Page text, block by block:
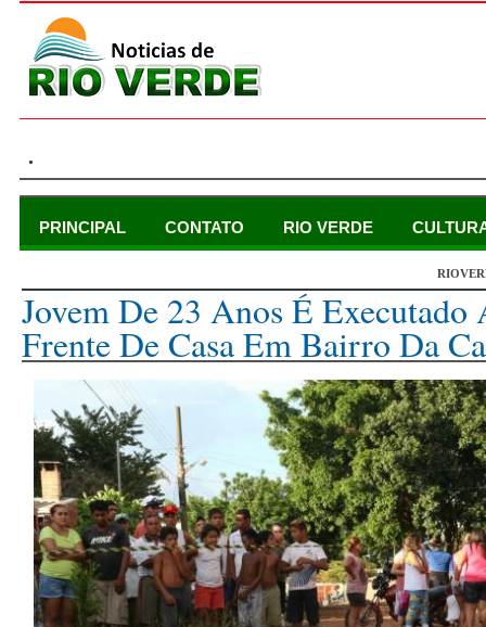
.
PRINCIPAL CONTATO RIO VERDE
Jovem De 23 Anos É
Frente De Casa Em Bairro Da